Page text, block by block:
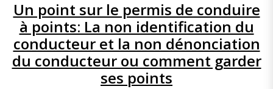
Un point sur le permis de conduire
à points: La non identification du
conducteur et la non dénonciation
du conducteur ou comment garder
ses points